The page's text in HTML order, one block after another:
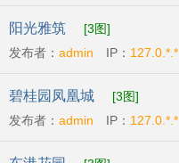
间:2011-04-07
阳光雅筑
[3图]
发布者： admin IP： 127.0.*.*
04-09
碧桂园凤凰城
[3图]
发布者： admin IP： 127.0.*.*